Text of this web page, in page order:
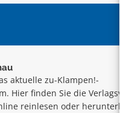
aktuelle zu-Klampen!-
Hier finden Sie die
reinlesen oder